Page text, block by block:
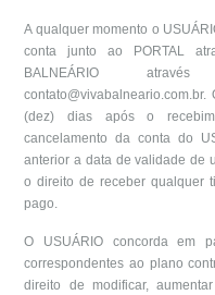
A qualquer momento o
conta junto ao PORTAL
BALNEÁRIO
contato@vivabalneario.com.br.
(dez) dias após o
cancelamento da conta do
anterior a data de validade de
o direito de receber qualquer
pago.
O USUÁRIO concorda em
correspondentes ao plano
direito de modificar,